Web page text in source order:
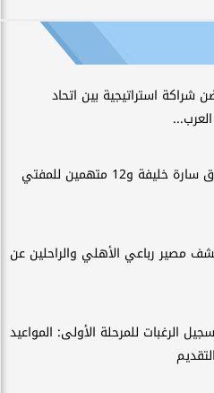
شراكة استراتيجية بين اتحاد
إحالة أوراق سارة خليفة و12 متهمين للمفتي
مصير رباعي الأهلي والراحلين عن
الرغبات للمرحلة الأولى: المواعيد